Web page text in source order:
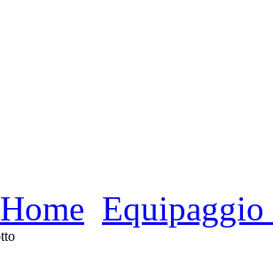
Home Equipaggio